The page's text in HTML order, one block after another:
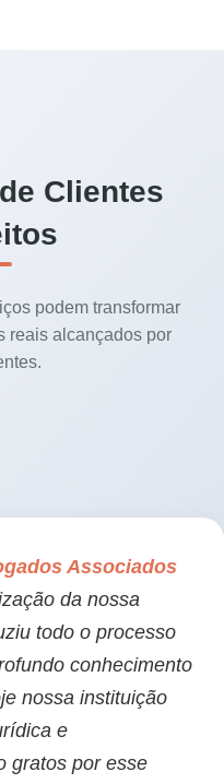
Clientes
podem transformar
reais alcançados por
Associados
da nossa
todo o processo
conhecimento
nossa instituição
e
gratos por esse